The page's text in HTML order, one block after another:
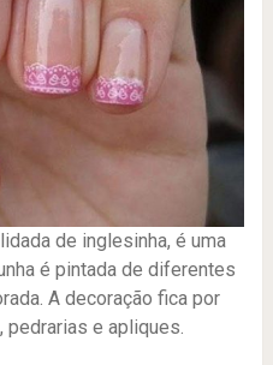
de inglesinha, é uma
é pintada de diferentes
A decoração fica por
pedrarias e apliques.